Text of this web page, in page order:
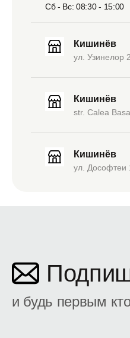
Сб - Вс: 08:30 - 15:00
Кишинёв
ул. Узинелор 2
Кишинёв
str. Calea
Кишинёв
ул. Дософтеи
и будь первым